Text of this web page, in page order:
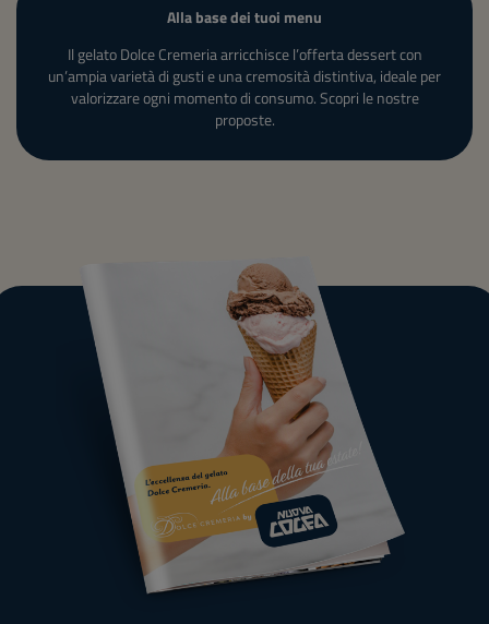
Alla basedei tuoi menu
Il gelato Dolce Cremeria arricchisce l’offerta dessert con
un’ampia varietà di gusti e una cremosità distintiva, ideale per
valorizzare ogni momento di consumo. Scopri le nostre
proposte.